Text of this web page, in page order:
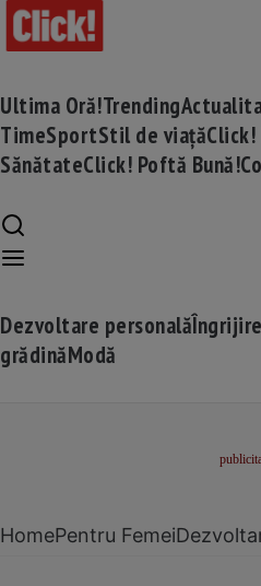
Ultima Oră!Trending
TimeSportStil de viață
SănătateClick! Poftă Bună!
Dezvoltare personală
grădinăModă
HomePentru Femei